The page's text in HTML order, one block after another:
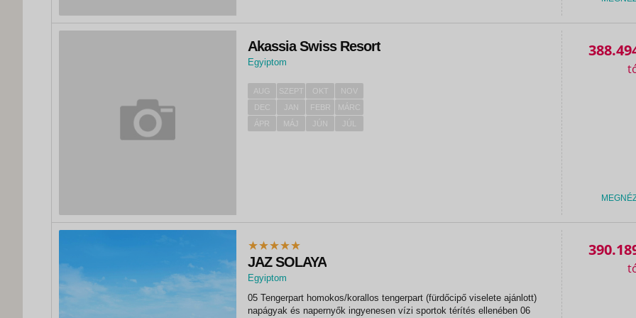
Akassia Swiss Resort
Egyiptom
El Quseir
AUG SZEPT OKT
NOV
DEC
JAN FEBR
MÁRC
ÁPR
MÁJ JÚN JÚL
JAZ SOLAYA
Egyiptom
El Quseir
05 Tengerpart homokos/korallos tengerpart (fürdőcipő viselete ajánlott)
napágyak és napernyők ingyenesen vízi sportok térítés ellenében 06